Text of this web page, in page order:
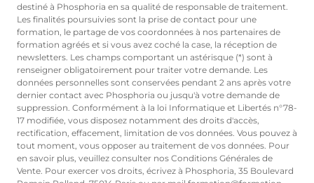
destiné à Phosphoria en sa qualité de responsable de traitement.
Les finalités poursuivies sont la prise de contact pour une
formation, le partage de vos coordonnées à nos partenaires de
formation agréés et si vous avez coché la case, la réception de
newsletters. Les champs comportant un astérisque (*) sont à
renseigner obligatoirement pour traiter votre demande. Les
données personnelles sont conservées pendant 2 ans après votre
dernier contact avec Phosphoria ou jusqu'à votre demande de
suppression. Conformément à la loi Informatique et Libertés n°78-
17 modifiée, vous disposez notamment des droits d'accès,
rectification, effacement, limitation de vos données. Vous pouvez à
tout moment, vous opposer au traitement de vos données. Pour
en savoir plus, veuillez consulter nos Conditions Générales de
Vente. Pour exercer vos droits, écrivez à Phosphoria, 35 Boulevard